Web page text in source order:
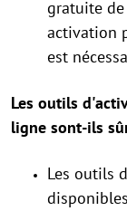
gratuite
activation
est
Les outils
ligne sont-ils
Les outils